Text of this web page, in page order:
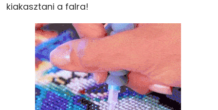
kiakasztani a falra!